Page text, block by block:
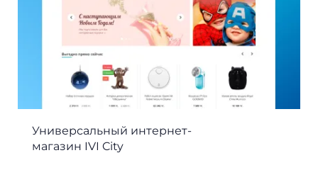
Универсальный интернет-
магазин IVI City